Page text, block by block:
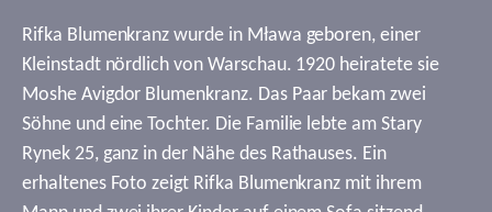
Rifka Blumenkranz wurde in Mława geboren, einer
Kleinstadt nördlich von Warschau. 1920 heiratete sie
Moshe Avigdor Blumenkranz. Das Paar bekam zwei
Söhne und eine Tochter. Die Familie lebte am Stary
Rynek 25, ganz in der Nähe des Rathauses. Ein
erhaltenes Foto zeigt Rifka Blumenkranz mit ihrem